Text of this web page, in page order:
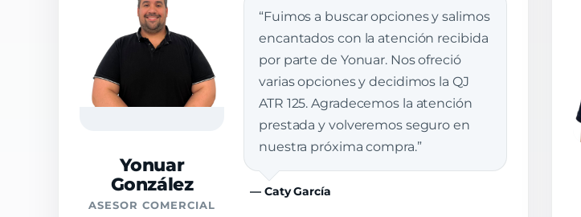
Yonuar
González
ASESOR COMERCIAL
“Fuimos a buscar opciones y salimos
encantados con la atención recibida
por parte de Yonuar. Nos ofreció
varias opciones y decidimos la QJ
ATR 125. Agradecemos la atención
prestada y volveremos seguro en
nuestra próxima compra.”
— Caty García